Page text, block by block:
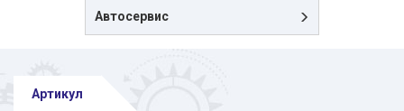
Автосервис
Артикул